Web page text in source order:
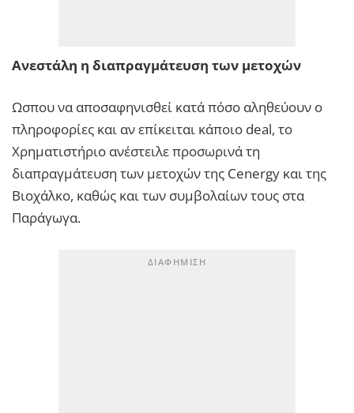
Ανεστάλη η διαπραγμάτευση των μετοχών
Ωσπου να αποσαφηνισθεί κατά πόσο αληθεύουν ο
πληροφορίες και αν επίκειται κάποιο deal, το
Χρηματιστήριο ανέστειλε προσωρινά τη
διαπραγμάτευση των μετοχών της Cenergy και της
Βιοχάλκο, καθώς και των συμβολαίων τους στα
Παράγωγα.